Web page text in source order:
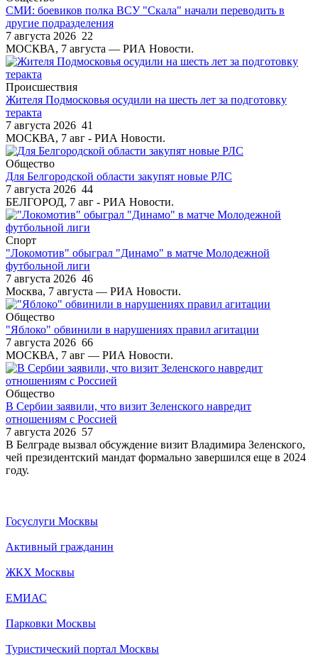
СМИ: боевиков полка ВСУ "Скала" начали переводить в
другие подразделения
7 августа 2026 22
МОСКВА, 7 августа — РИА Новости.
Происшествия
Жителя Подмосковья осудили на шесть лет за подготовку
теракта
7 августа 2026 41
МОСКВА, 7 авг - РИА Новости.
Общество
Для Белгородской области закупят новые РЛС
7 августа 2026 44
БЕЛГОРОД, 7 авг - РИА Новости.
Спорт
"Локомотив" обыграл "Динамо" в матче Молодежной
футбольной лиги
7 августа 2026 46
Москва, 7 августа — РИА Новости.
Общество
"Яблоко" обвинили в нарушениях правил агитации
7 августа 2026 66
МОСКВА, 7 авг — РИА Новости.
Общество
В Сербии заявили, что визит Зеленского навредит
отношениям с Россией
7 августа 2026 57
В Белграде вызвал обсуждение визит Владимира Зеленского,
чей президентский мандат формально завершился еще в 2024
году.
Госуслуги Москвы
Активный гражданин
ЖКХ Москвы
ЕМИАС
Парковки Москвы
Туристический портал Москвы